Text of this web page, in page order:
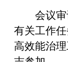
会议
有关工作
高效能治